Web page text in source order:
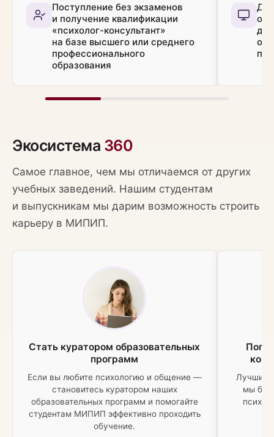
Поступление без экзаменов
и получение квалификации
«психолог-консультант»
на базе высшего или среднего
профессионального
образования
до
о
Экосистема 360
Самое главное, чем мы отличаемся от других
учебных заведений. Нашим студентам
и выпускникам мы дарим возможность строить
карьеру в МИПИП.
Стать куратором образовательных
программ
Если вы любите психологию и общение —
становитесь куратором наших
образовательных программ и помогайте
студентам МИПИП эффективно проходить
обучение.
Лучших
мы